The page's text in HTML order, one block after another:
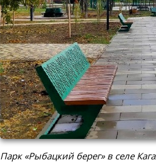
Парк «Рыбацкий берег» в селе